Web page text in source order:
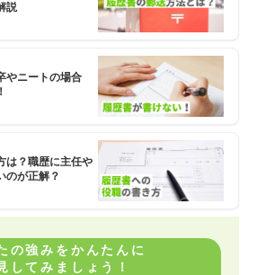
説
やニートの場合
は？職歴に主任や
のが正解？
の強みをかんたんに
してみましょう！